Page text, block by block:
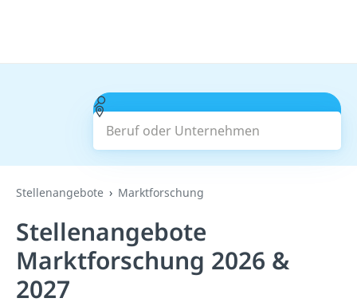
Beruf oder Unternehmen
Suchen
Stellenangebote Marktforschung
Stellenangebote
Marktforschung 2026 &
2027